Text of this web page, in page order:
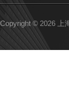
Copyright © 2026 上